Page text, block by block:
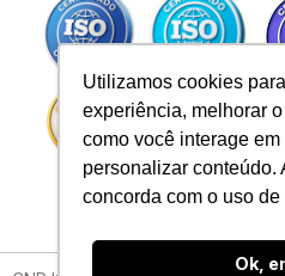
Utilizamos cookies
experiência, melhorar
como você interage
personalizar conteúdo.
concorda com o uso de
Ok,
Utilizamos cookies
experiência, melhorar
como você interage
personalizar conteúdo.
concorda com o uso de
Ok,